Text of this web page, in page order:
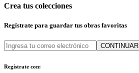
Crea tus colecciones
Regístrate para guardar tus obras favoritas
CONTINUAR
Regístrate con: